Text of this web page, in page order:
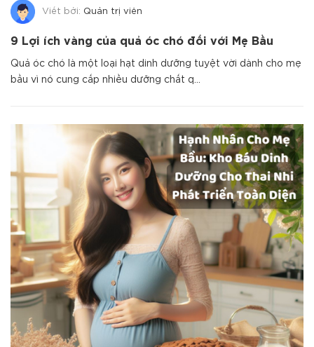
Viết bởi: Quản trị viên
9 Lợi ích vàng của quả óc chó đối với Mẹ Bầu
Quả óc chó là một loại hạt dinh dưỡng tuyệt vời dành cho mẹ
bầu vì nó cung cấp nhiều dưỡng chất q...